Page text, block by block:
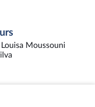
Louisa Moussouni